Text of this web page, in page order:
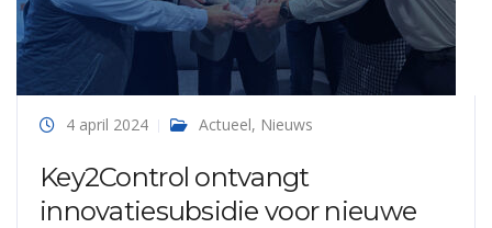
4 april 2024 Actueel, Nieuws
Key2Control ontvangt
innovatiesubsidie voor nieuwe